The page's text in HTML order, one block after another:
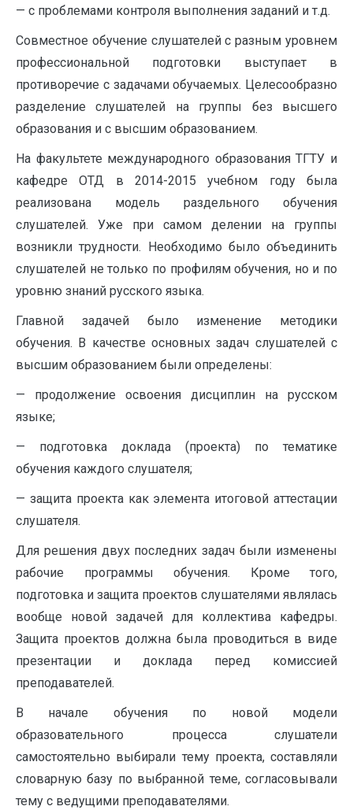
— с проблемами контроля выполнения заданий и т.д.
Совместное обучение слушателей с разным уровнем
профессиональной подготовки выступает в
противоречие с задачами обучаемых. Целесообразно
разделение слушателей на группы без высшего
образования и с высшим образованием.
На факультете международного образования ТГТУ и
кафедре ОТД в 2014-2015 учебном году была
реализована модель раздельного обучения
слушателей. Уже при самом делении на группы
возникли трудности. Необходимо было объединить
слушателей не только по профилям обучения, но и по
уровню знаний русского языка.
Главной задачей было изменение методики
обучения. В качестве основных задач слушателей с
высшим образованием были определены:
— продолжение освоения дисциплин на русском
языке;
— подготовка доклада (проекта) по тематике
обучения каждого слушателя;
— защита проекта как элемента итоговой аттестации
слушателя.
Для решения двух последних задач были изменены
рабочие программы обучения. Кроме того,
подготовка и защита проектов слушателями являлась
вообще новой задачей для коллектива кафедры.
Защита проектов должна была проводиться в виде
презентации и доклада перед комиссией
преподавателей.
В начале обучения по новой модели
образовательного процесса слушатели
самостоятельно выбирали тему проекта, составляли
словарную базу по выбранной теме, согласовывали
тему с ведущими преподавателями.